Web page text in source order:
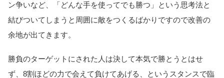
ン争いなど、「どんな手を使ってでも勝つ」という思考法と
結びついてしまうと周囲に敵をつくるばかりですので改善の
余地が出てきます。
勝負のターゲットにされた人は決して本気で勝とうとはせ
ず、8割ほどの力で会えて負けてあげる、というスタンスで臨